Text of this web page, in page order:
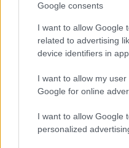
Google consents
I want to allow Google
related to advertising
device identifiers in
I want to allow my
Google for online
I want to allow Google
personalized
Megérkezett az eső a